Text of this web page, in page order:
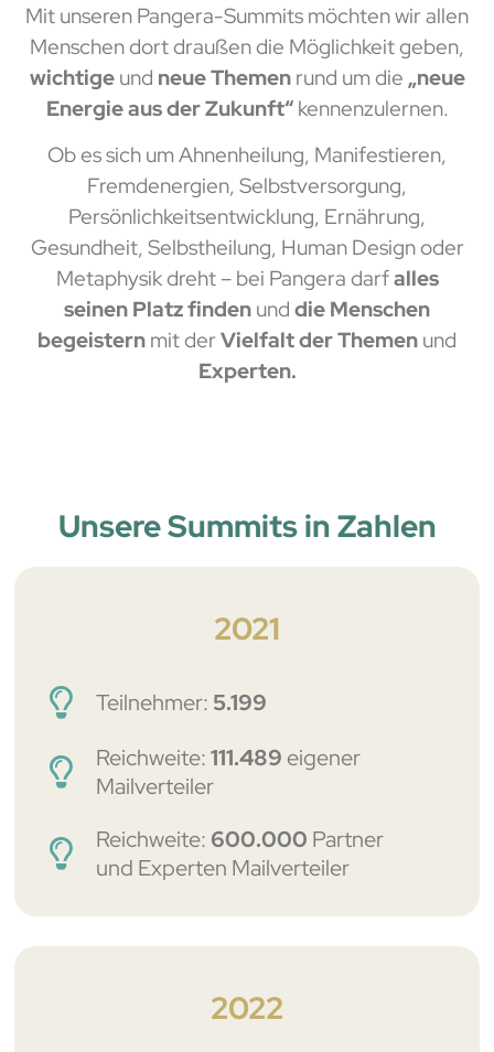
Mit unseren Pangera-Summits möchten wir allen
Menschen dort draußen die Möglichkeit geben,
wichtigeund neue Themen rund um die „neue
Energie aus der Zukunft“kennenzulernen.
Ob es sich um Ahnenheilung, Manifestieren,
Fremdenergien, Selbstversorgung,
Persönlichkeitsentwicklung, Ernährung,
Gesundheit, Selbstheilung, Human Design oder
Metaphysik dreht – bei Pangera darfalles
seinen Platz finden und die Menschen
begeistern mit der Vielfalt der Themen und
Experten.
Unsere Summits in Zahlen
2021
Teilnehmer: 5.199
Reichweite:111.489 eigener
Mailverteiler
Reichweite: 600.000 Partner
und Experten Mailverteiler
2022